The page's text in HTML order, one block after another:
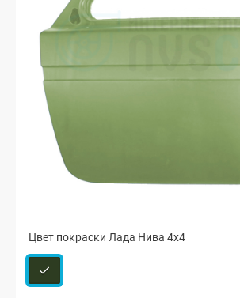
Цвет покраски Лада Нива 4х4